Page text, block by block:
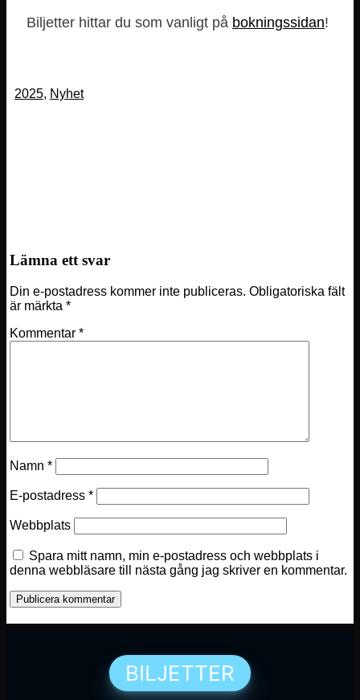
Biljetter hittar du som vanligt på bokningssidan!
2025, Nyhet
Lämna ett svar
Din e-postadress kommer inte publiceras. Obligatoriska fält
är märkta*
Kommentar*
Namn*
E-postadress*
Webbplats
Spara mitt namn, min e-postadress och webbplats i
denna webbläsare till nästa gång jag skriver en kommentar.
BILJETTER